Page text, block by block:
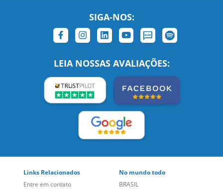
SIGA-NOS:
LEIA NOSSAS AVALIAÇÕES:
Links Relacionados
Entre em contato
No mundo todo
BRASIL